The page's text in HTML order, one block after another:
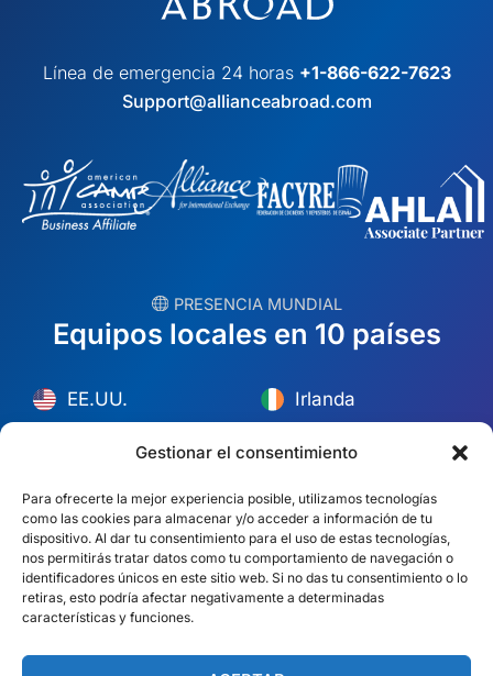
Gestionar el consentimiento
Para ofrecerte la mejor experiencia posible, utilizamos tecnologías
como las cookies para almacenar y/o acceder a información de tu
dispositivo. Al dar tu consentimiento para el uso de estas tecnologías,
nos permitirás tratar datos como tu comportamiento de navegación o
identificadores únicos en este sitio web. Si no das tu consentimiento o lo
retiras, esto podría afectar negativamente a determinadas
características y funciones.
Línea de emergencia 24 horas +1-866-622-7623
Support@allianceabroad.com
︎ PRESENCIA MUNDIAL
Equipos locales en 10 países
EE.UU.
México
España
Brasil/Mercosur
Irlanda
Polonia
Australia
Sudáfrica
Portugal
Encuentra tu equipo local →